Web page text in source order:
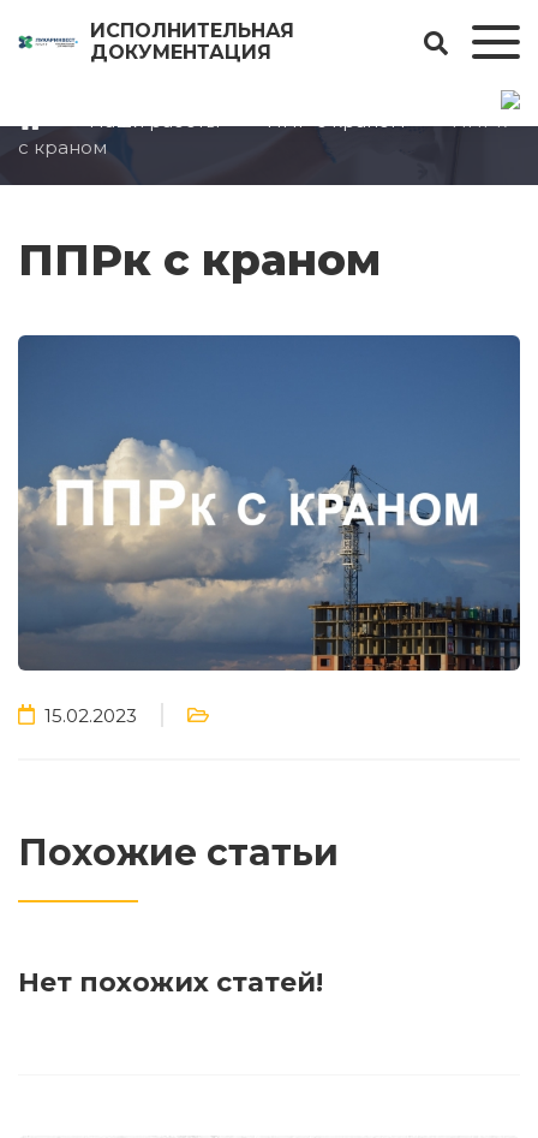
ИСПОЛНИТЕЛЬНАЯ
ДОКУМЕНТАЦИЯ
Наши работы ППР с краном
ППРк
с краном
ППРк с краном
15.02.2023
Похожие статьи
Нет похожих статей!